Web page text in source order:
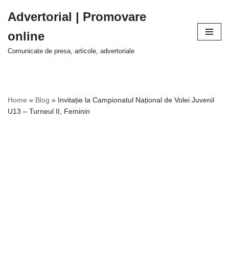
la
conținut
Advertorial | Promovare
online
Comunicate de presa, articole, advertoriale
Home » Blog » Invitație la Campionatul Național de Volei Juvenil
U13 – Turneul II, Feminin